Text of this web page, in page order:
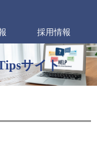
採用情報
サイト